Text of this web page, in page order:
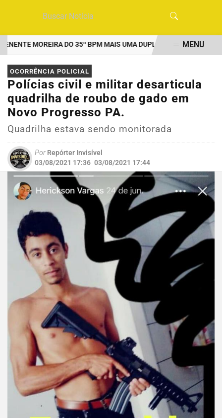
MOREIRA DO 35º BPM MAIS UMA DUPLA PRESA POR TRÁFICO
EM ALTA
MENU
OCORRÊNCIA POLICIAL
Polícias civil e militar desarticula
quadrilha de roubo de gado em
Novo Progresso PA.
Quadrilha estava sendo monitorada
Por Repórter Invisível
03/08/2021 17:36 03/08/2021 17:44